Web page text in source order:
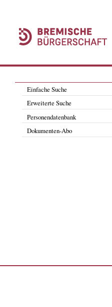
Einfache Suche
Erweiterte Suche
Personendatenbank
Dokumenten-Abo